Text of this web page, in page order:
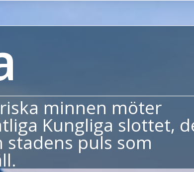
minnen möter
Kungliga slottet,
stadens puls som